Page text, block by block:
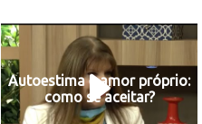
Autoestima e amor próprio:
como se aceitar?